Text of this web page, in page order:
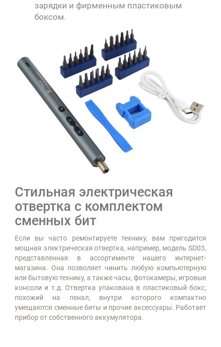
зарядки и фирменным пластиковым
боксом.
Стильная электрическая
отвертка с комплектом
сменных бит
Если вы часто ремонтируете технику, вам пригодится
мощная электрическая отвертка, например, модель SD03,
представленная в ассортименте нашего интернет-
магазина. Она позволяет чинить любую компьютерную
или бытовую технику, а также часы, фотокамеры, игровые
консоли и т.д. Отвертка упакована в пластиковый бокс,
похожий на пенал, внутри которого компактно
умещаются сменные биты и прочие аксессуары. Работает
прибор от собственного аккумулятора.